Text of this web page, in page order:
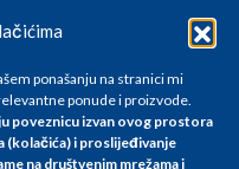
ponašanju na stranici mi
ponude i proizvode.
poveznicu izvan ovog prostora
i proslijeđivanje
na društvenim mrežama i
nam se na
karaktera i podložne su